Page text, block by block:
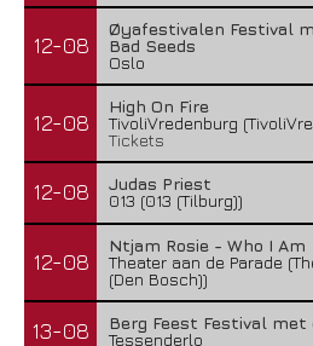
12-08
Øyafestivalen Festival
Bad Seeds
Oslo
12-08
High On Fire
TivoliVredenburg
Tickets
12-08
Judas Priest
013 (013 (Tilburg))
12-08
Ntjam Rosie - Who I Am
Theater aan de Parade
(Den Bosch))
13-08
Berg Feest Festival met
Tessenderlo